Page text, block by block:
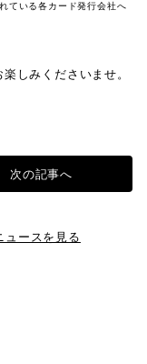
ている各カード発行会社へ
しみくださいませ。
ースを見る
次の記事へ